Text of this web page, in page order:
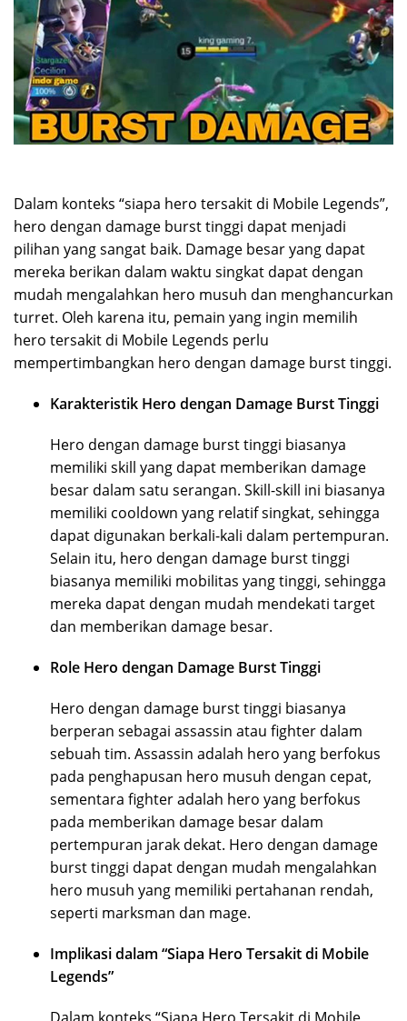
Dalam konteks “siapa hero tersakit di Mobile Legends”,
hero dengan damage burst tinggi dapat menjadi
pilihan yang sangat baik. Damage besar yang dapat
mereka berikan dalam waktu singkat dapat dengan
mudah mengalahkan hero musuh dan menghancurkan
turret. Oleh karena itu, pemain yang ingin memilih
hero tersakit di Mobile Legends perlu
mempertimbangkan hero dengan damage burst tinggi.
Karakteristik Hero dengan Damage Burst Tinggi
Hero dengan damage burst tinggi biasanya
memiliki skill yang dapat memberikan damage
besar dalam satu serangan. Skill-skill ini biasanya
memiliki cooldown yang relatif singkat, sehingga
dapat digunakan berkali-kali dalam pertempuran.
Selain itu, hero dengan damage burst tinggi
biasanya memiliki mobilitas yang tinggi, sehingga
mereka dapat dengan mudah mendekati target
dan memberikan damage besar.
Role Hero dengan Damage Burst Tinggi
Hero dengan damage burst tinggi biasanya
berperan sebagai assassin atau fighter dalam
sebuah tim. Assassin adalah hero yang berfokus
pada penghapusan hero musuh dengan cepat,
sementara fighter adalah hero yang berfokus
pada memberikan damage besar dalam
pertempuran jarak dekat. Hero dengan damage
burst tinggi dapat dengan mudah mengalahkan
hero musuh yang memiliki pertahanan rendah,
seperti marksman dan mage.
Implikasi dalam “Siapa Hero Tersakit di Mobile
Legends”